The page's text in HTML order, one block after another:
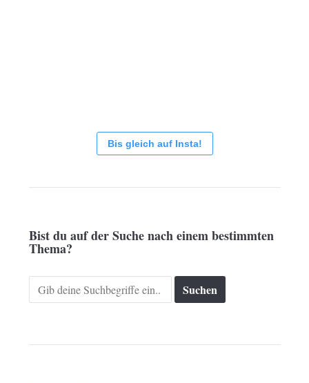
Bis gleich auf Insta!
Bist du auf der Suche nach einem bestimmten
Thema?
Search
for: